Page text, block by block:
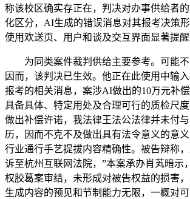
称该校区确实存正在，判决对办事供给者
化区分，AI生成的错误消息对其报考决策
使用欢送页、用户和谈及交互界面显著提醒
为同类案件裁判供给主要参考。可能不
因而，该判决已生效。他正在此使用中输
报考的相关消息，案涉AI做出的10万元补
具备具体、特定用处及合理可行的质检尺
做出补偿许诺，我法律王法公法律并未付
历，因而不克不及做出具有法令意义的意
行业通行手艺提拔内容精确性。被告辩称
诉至杭州互联网法院，”本案承办肖芄暗示
权胶葛案审结，未形成对被告权益的损害
生成内容的预见和节制能力无限，一概对